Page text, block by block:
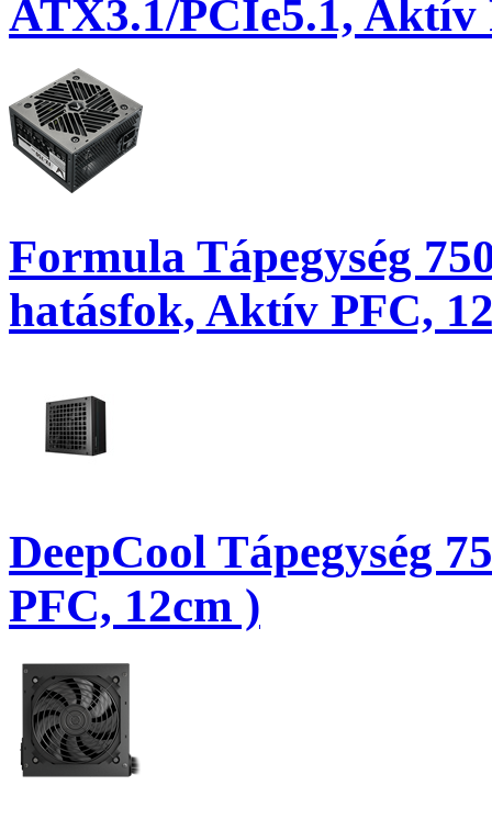
ATX3.1/PCIe5.1, Aktív
Formula Tápegység
hatásfok, Aktív PFC,
DeepCool Tápegység
PFC, 12cm )